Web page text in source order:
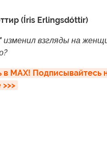
(Íris Erlingsdóttir)
изменил взгляды на
MAX! Подписывайтесь